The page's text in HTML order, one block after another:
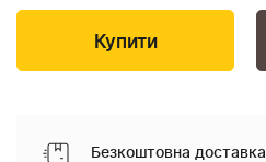
Безкоштовна доставка